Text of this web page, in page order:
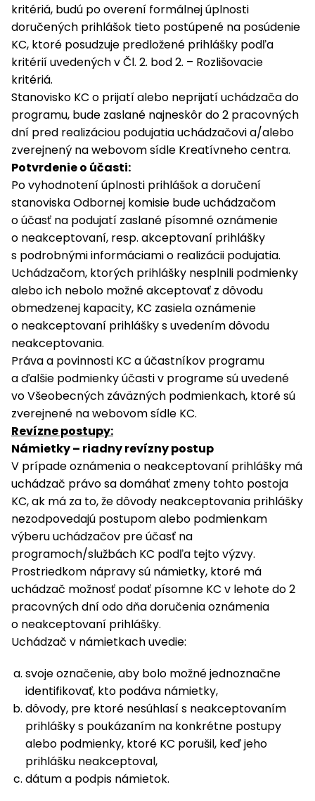
kritériá, budú po overení formálnej úplnosti
doručených prihlášok tieto postúpené na posúdenie
KC, ktoré posudzuje predložené prihlášky podľa
kritérií uvedených v Čl. 2. bod 2. – Rozlišovacie
kritériá.
Stanovisko KC o prijatí alebo neprijatí uchádzača do
programu, bude zaslané najneskôr do 2 pracovných
dní pred realizáciou podujatia uchádzačovi a/alebo
zverejnený na webovom sídle Kreatívneho centra.
Potvrdenie o účasti:
Po vyhodnotení úplnosti prihlášok a doručení
stanoviska Odbornej komisie bude uchádzačom
o účasť na podujatí zaslané písomné oznámenie
o neakceptovaní, resp. akceptovaní prihlášky
s podrobnými informáciami o realizácii podujatia.
Uchádzačom, ktorých prihlášky nesplnili podmienky
alebo ich nebolo možné akceptovať z dôvodu
obmedzenej kapacity, KC zasiela oznámenie
o neakceptovaní prihlášky s uvedením dôvodu
neakceptovania.
Práva a povinnosti KC a účastníkov programu
a ďalšie podmienky účasti v programe sú uvedené
vo Všeobecných záväzných podmienkach, ktoré sú
zverejnené na webovom sídle KC.
Revízne postupy:
Námietky – riadny revízny postup
V prípade oznámenia o neakceptovaní prihlášky má
uchádzač právo sa domáhať zmeny tohto postoja
KC, ak má za to, že dôvody neakceptovania prihlášky
nezodpovedajú postupom alebo podmienkam
výberu uchádzačov pre účasť na
programoch/službách KC podľa tejto výzvy.
Prostriedkom nápravy sú námietky, ktoré má
uchádzač možnosť podať písomne KC v lehote do 2
pracovných dní odo dňa doručenia oznámenia
o neakceptovaní prihlášky.
Uchádzač v námietkach uvedie:
svoje označenie, aby bolo možné jednoznačne
identifikovať, kto podáva námietky,
dôvody, pre ktoré nesúhlasí s neakceptovaním
prihlášky s poukázaním na konkrétne postupy
alebo podmienky, ktoré KC porušil, keď jeho
prihlášku neakceptoval,
dátum a podpis námietok.